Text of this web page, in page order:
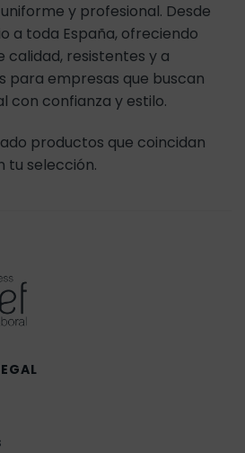
y profesional. Desde
a toda España, ofreciendo
calidad, resistentes y a
para empresas que buscan
con confianza y estilo.
productos que coincidan
tu selección.